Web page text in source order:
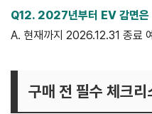
Q12. 2027년부터 EV 감면은
A. 현재까지 2026.12.31 종료
구매 전 필수 체크리